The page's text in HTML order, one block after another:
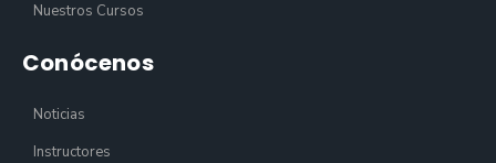
Nuestros Cursos
Conócenos
Noticias
Instructores